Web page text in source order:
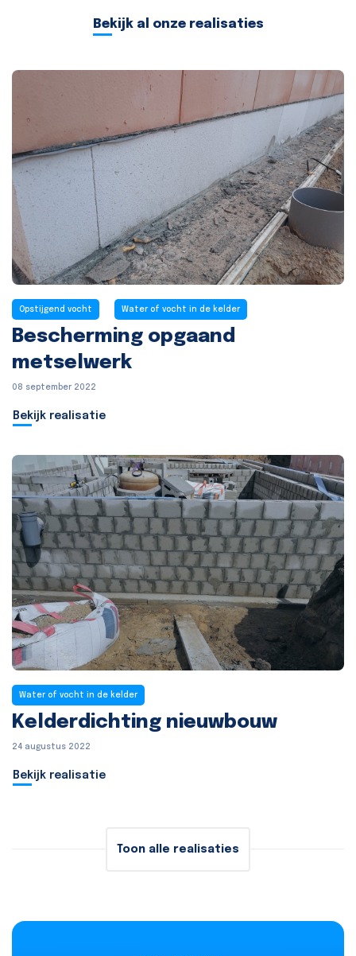
Bekijk al onze realisaties
Opstijgend vocht Water of vocht in de kelder
Bescherming opgaand
metselwerk
08 september 2022
Bekijk realisatie
Water of vocht in de kelder
Kelderdichting nieuwbouw
24 augustus 2022
Bekijk realisatie
Toon alle realisaties